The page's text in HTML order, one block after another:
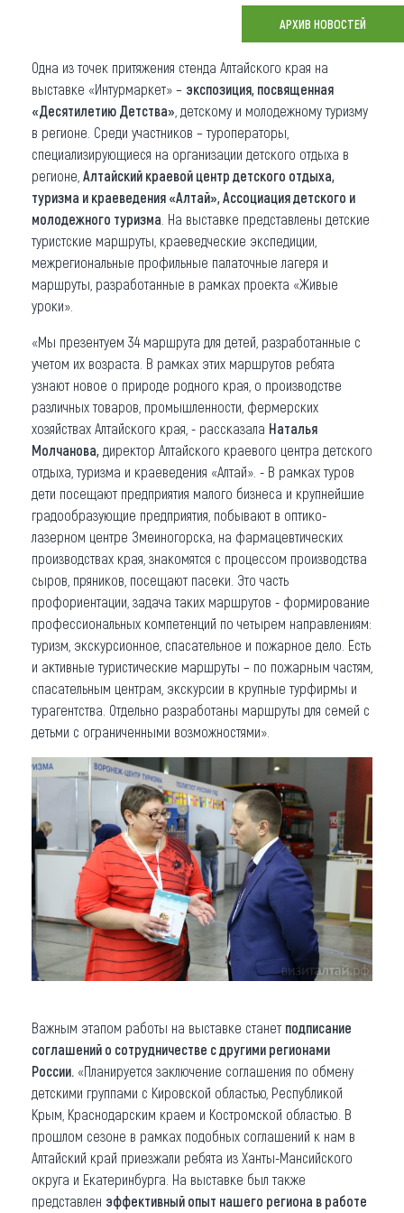
О регионе
Коллекция впечатлений
Другие рубрики
АРХИВ НОВОСТЕЙ
Одна из точек притяжения стенда Алтайского края на
выставке «Интурмаркет» – экспозиция, посвященная
«Десятилетию Детства» , детскому и молодежному туризму
в регионе. Среди участников – туроператоры,
специализирующиеся на организации детского отдыха в
регионе, Алтайский краевой центр детского отдыха,
туризма и краеведения «Алтай», Ассоциация детского и
молодежного туризма . На выставке представлены детские
туристские маршруты, краеведческие экспедиции,
межрегиональные профильные палаточные лагеря и
маршруты, разработанные в рамках проекта «Живые
уроки».
«Мы презентуем 34 маршрута для детей, разработанные с
учетом их возраста. В рамках этих маршрутов ребята
узнают новое о природе родного края, о производстве
различных товаров, промышленности, фермерских
хозяйствах Алтайского края, - рассказала Наталья
Молчанова, директор Алтайского краевого центра детского
отдыха, туризма и краеведения «Алтай». - В рамках туров
дети посещают предприятия малого бизнеса и крупнейшие
градообразующие предприятия, побывают в оптико-
лазерном центре Змеиногорска, на фармацевтических
производствах края, знакомятся с процессом производства
сыров, пряников, посещают пасеки. Это часть
профориентации, задача таких маршрутов - формирование
профессиональных компетенций по четырем направлениям:
туризм, экскурсионное, спасательное и пожарное дело. Есть
и активные туристические маршруты – по пожарным частям,
спасательным центрам, экскурсии в крупные турфирмы и
турагентства. Отдельно разработаны маршруты для семей с
детьми с ограниченными возможностями».
Важным этапом работы на выставке станет подписание
соглашений о сотрудничестве с другими регионами
России. «Планируется заключение соглашения по обмену
детскими группами с Кировской областью, Республикой
Крым, Краснодарским краем и Костромской областью. В
прошлом сезоне в рамках подобных соглашений к нам в
Алтайский край приезжали ребята из Ханты-Мансийского
округа и Екатеринбурга. На выставке был также
представлен эффективный опыт нашего региона в работе